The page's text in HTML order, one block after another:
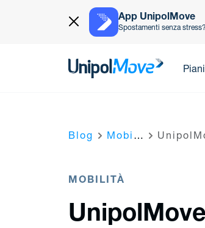
App UnipolMove
Spostamenti senza
UnipolMove Piani
Blog Mobilità
MOBILITÀ